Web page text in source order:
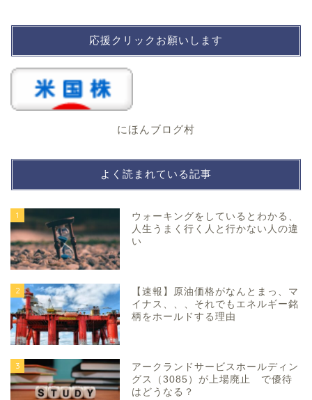
応援クリックお願いします
にほんブログ村
よく読まれている記事
1
ウォーキングをしているとわかる、
人生うまく行く人と行かない人の違
い
2
【速報】原油価格がなんとまっ、マ
イナス、、、それでもエネルギー銘
柄をホールドする理由
3
アークランドサービスホールディン
グス（3085）が上場廃止 で優待
はどうなる？